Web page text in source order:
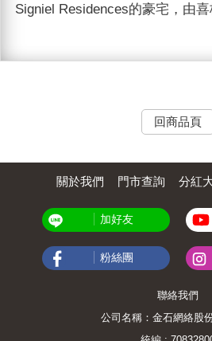
Signiel Residences的豪宅，由喜
回商品頁
關於我們 門市查詢 分紅
加好友
粉絲團
聯絡我們
公司名稱：金石網絡股